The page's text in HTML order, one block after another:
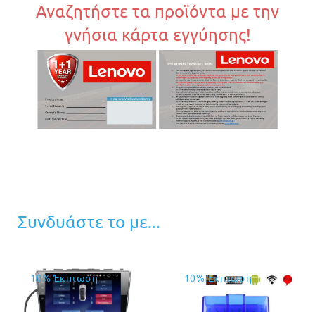
Αναζητήστε τα προϊόντα με την
γνήσια κάρτα εγγύησης!
Συνδυάστε το με...
10% Έκπτωση 10% Έκπτωση